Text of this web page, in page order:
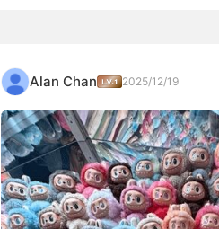
Alan Chan 2025/12/19